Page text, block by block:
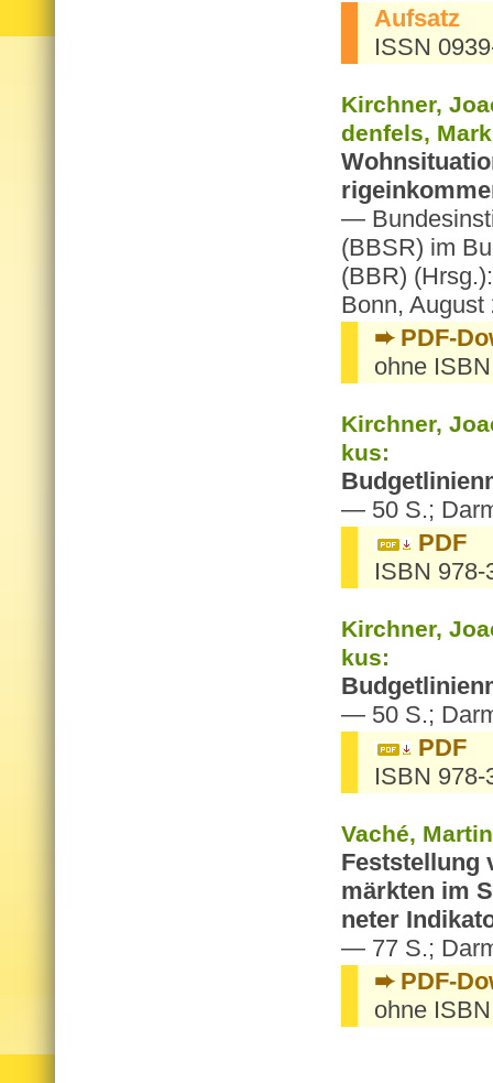
Auf­satz
ISSN
Kirch­ner,
den­fels,
—
(BBSR) im
(BBR)
Bonn, Au­gust
➨ PDF-
ohne
Kirch­ner,
kus:
— 50 S.;
PDF
ISBN 978-
Kirch­ner,
kus:
— 50 S.;
PDF
ISBN 978-
Vaché,
Fest­stel­lung
märk­ten im
ne­ter
— 77 S.;
➨ PDF-
ohne ISBN